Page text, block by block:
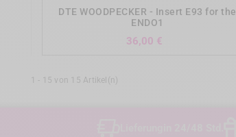
DTE WOODPECKER - Insert E93 for the
ENDO1
36,00 €
1 - 15 von 15 Artikel(n)